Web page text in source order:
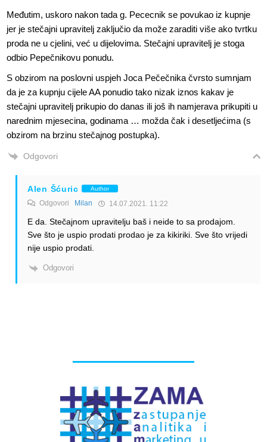
Međutim, uskoro nakon tada g. Pececnik se povukao iz kupnje
jer je stečajni upravitelj zaključio da može zaraditi više ako tvrtku
proda ne u cjelini, već u dijelovima. Stečajni upravitelj je stoga
odbio Pepečnikovu ponudu.
S obzirom na poslovni uspjeh Joca Pečečnika čvrsto sumnjam
da je za kupnju cijele AA ponudio tako nizak iznos kakav je
stečajni upravitelj prikupio do danas ili još ih namjerava prikupiti u
narednim mjesecina, godinama … možda čak i desetljećima (s
obzirom na brzinu stečajnog postupka).
Odgovori
Alen Šćuric Author
Odgovori Milan 14.07.2021. 11:22
E da. Stečajnom upravitelju baš i neide to sa prodajom.
Sve što je uspio prodati prodao je za kikiriki. Sve što vrijedi
nije uspio prodati.
Odgovori